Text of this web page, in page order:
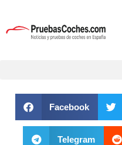
Facebook
Telegram